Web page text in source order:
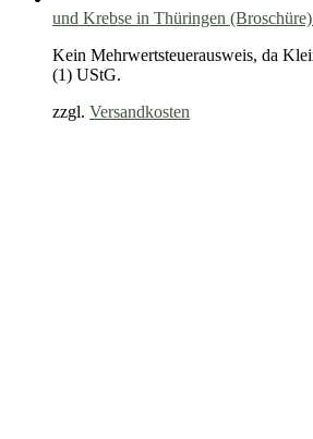
und Krebse in Thüringen (Broschüre)
Kein Mehrwertsteuerausweis, da
(1) UStG.
zzgl. Versandkosten